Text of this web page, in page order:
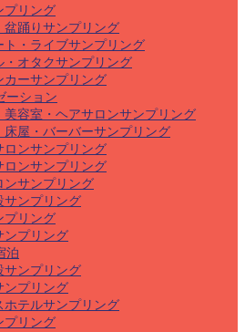
プリング
盆踊りサンプリング
ト・ライブサンプリング
・オタクサンプリング
カーサンプリング
ーション
美容室・ヘアサロンサンプリング
床屋・バーバーサンプリング
ロンサンプリング
ロンサンプリング
ンサンプリング
サンプリング
プリング
ンプリング
泊
サンプリング
ンプリング
ホテルサンプリング
プリング